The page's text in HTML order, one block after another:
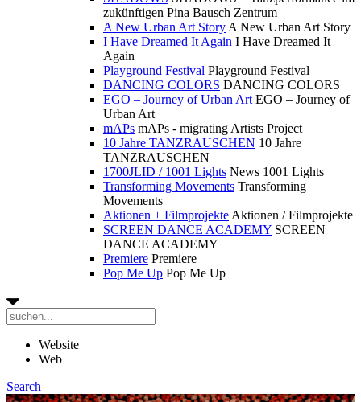
zukünftigen Pina Bausch Zentrum
A New Urban Art Story A New Urban Art Story
I Have Dreamed It Again I Have Dreamed It
Again
Playground Festival Playground Festival
DANCING COLORS DANCING COLORS
EGO – Journey of Urban Art EGO – Journey of
Urban Art
mAPs mAPs - migrating Artists Project
10 Jahre TANZRAUSCHEN 10 Jahre
TANZRAUSCHEN
1700JLID / 1001 Lights News 1001 Lights
Transforming Movements Transforming
Movements
Aktionen + Filmprojekte Aktionen / Filmprojekte
SCREEN DANCE ACADEMY SCREEN
DANCE ACADEMY
Premiere Premiere
Pop Me Up Pop Me Up
Website
Web
Search